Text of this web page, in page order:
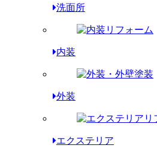
洗面所
内装
外装
エクステリア